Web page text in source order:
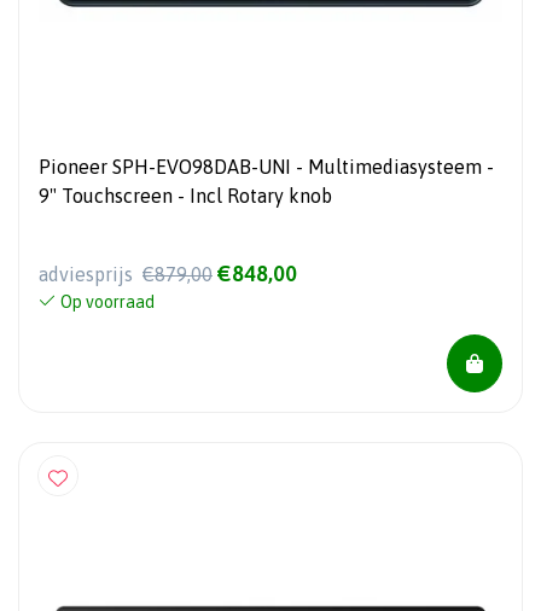
Pioneer SPH-EVO98DAB-UNI - Multimediasysteem -
9" Touchscreen - Incl Rotary knob
adviesprijs €879,00 €848,00
Op voorraad